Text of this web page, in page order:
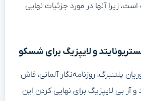
زیرا آنها در مورد جزئیات نهایی
و لایپزیگ برای شسکو
پلتنبرگ، روزنامه‌نگار آلمانی، فاش
آر بی لایپزیگ برای نهایی کردن این